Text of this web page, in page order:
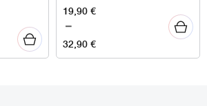
19,90€
–
32,90€
Plage
de
prix :
19,90 €